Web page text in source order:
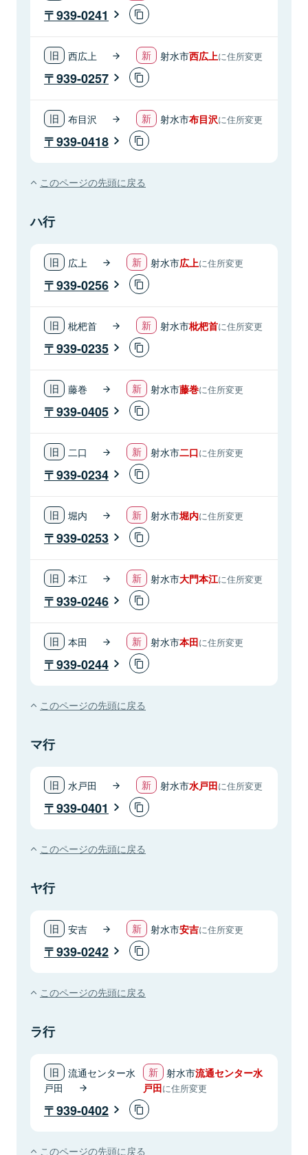
939-0241
西広上 射水市西広上に住所変更
939-0257
布目沢 射水市布目沢に住所変更
939-0418
このページの先頭に戻る
ハ行
広上 射水市広上に住所変更
939-0256
枇杷首 射水市枇杷首に住所変更
939-0235
藤巻 射水市藤巻に住所変更
939-0405
二口 射水市二口に住所変更
939-0234
堀内 射水市堀内に住所変更
939-0253
本江 射水市大門本江に住所変更
939-0246
本田 射水市本田に住所変更
939-0244
このページの先頭に戻る
マ行
水戸田 射水市水戸田に住所変更
939-0401
このページの先頭に戻る
ヤ行
安吉 射水市安吉に住所変更
939-0242
このページの先頭に戻る
ラ行
流通センター水
戸田
射水市流通センター水
戸田に住所変更
939-0402
このページの先頭に戻る